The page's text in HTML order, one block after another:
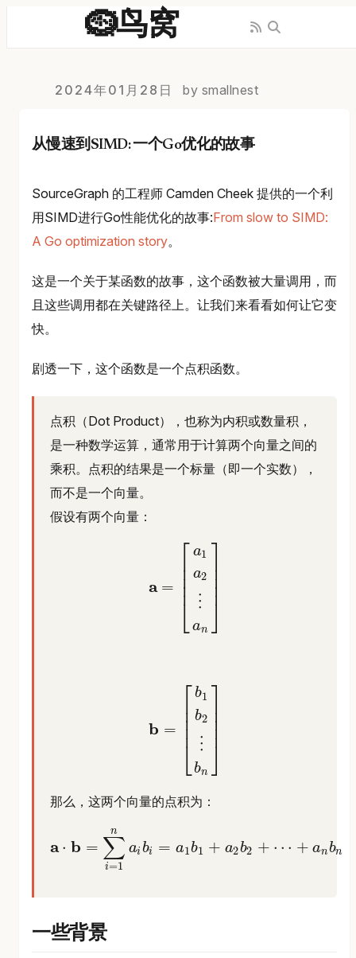
🪹鸟窝
2024年01月28日 by smallnest
从慢速到SIMD: 一个Go优化的故事
SourceGraph 的工程师 Camden Cheek 提供的一个利
用SIMD进行Go性能优化的故事:From slow to SIMD:
A Go optimization story。
这是一个关于某函数的故事，这个函数被大量调用，而
且这些调用都在关键路径上。让我们来看看如何让它变
快。
剧透一下，这个函数是一个点积函数。
点积（Dot Product），也称为内积或数量积，
是一种数学运算，通常用于计算两个向量之间的
乘积。点积的结果是一个标量（即一个实数），
而不是一个向量。
假设有两个向量：
a =
⎡
⎣
⎢⎢⎢⎢
a1
a2
⋮
an
⎤
⎦
⎥⎥⎥⎥
b =
⎡
⎣
⎢⎢⎢⎢
b1
b2
⋮
bn
⎤
⎦
⎥⎥⎥⎥
那么，这两个向量的点积为：
a ⋅ b = ∑
i=1
n
aibi = a1b1 + a2b2 + ⋯ + anbn
一些背景